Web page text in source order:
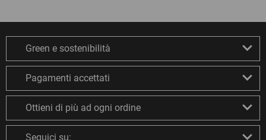
Green e sostenibilità
Pagamenti accettati
Ottieni di più ad ogni ordine
Seguici su: